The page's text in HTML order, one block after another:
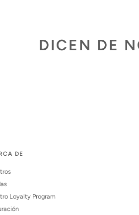
DICEN DE
DE
Loyalty Program